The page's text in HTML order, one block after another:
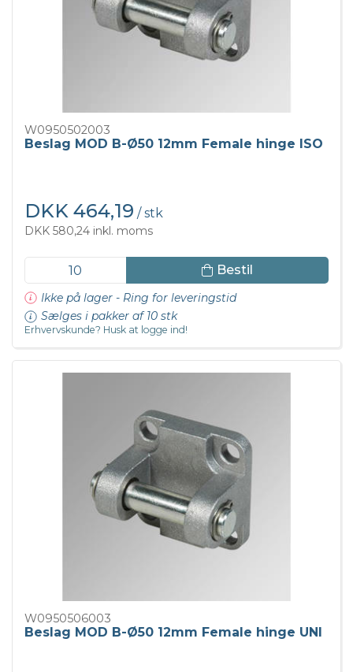
W0950502003
Beslag MOD B-Ø50 12mm Female hinge ISO
DKK 464,19 / stk
DKK 580,24 inkl. moms
Bestil
Ikke på lager - Ring for leveringstid
Sælges i pakker af 10 stk
Erhvervskunde? Husk at logge ind!
W0950506003
Beslag MOD B-Ø50 12mm Female hinge UNI